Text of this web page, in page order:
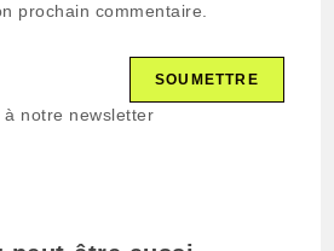
prochain commentaire.
à notre newsletter